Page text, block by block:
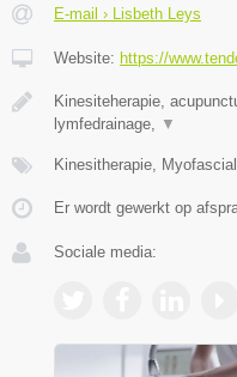
E-mail › Lisbeth Leys
Website: https://
Kinesiteherapie,
lymfedrainage,
▼
Kinesitherapie,
Er wordt gewerkt op
Sociale media: